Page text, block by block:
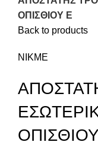
ΟΠΙΣΘΙΟΥ Ε
Back to products
NIKME